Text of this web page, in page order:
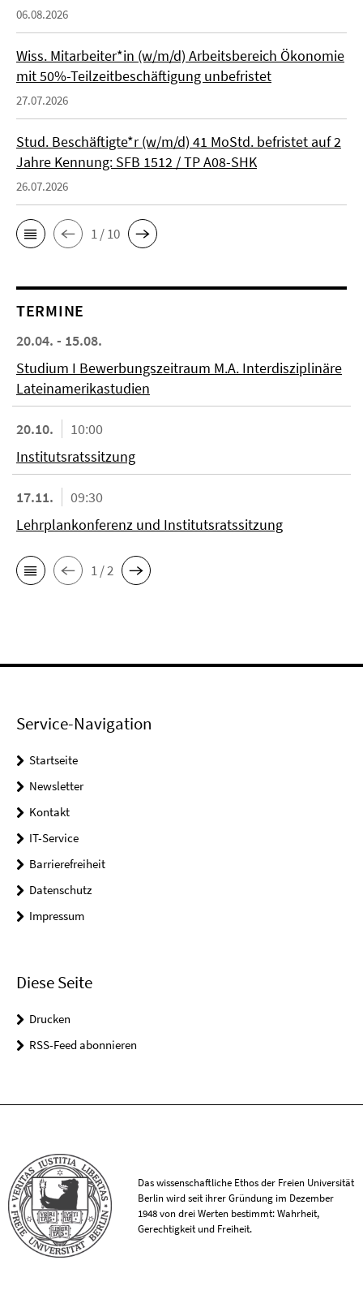
06.08.2026
Wiss. Mitarbeiter*in (w/m/d) Arbeitsbereich Ökonomie
mit 50%-Teilzeitbeschäftigung unbefristet
27.07.2026
Stud. Beschäftigte*r (w/m/d) 41 MoStd. befristet auf 2
Jahre Kennung: SFB 1512 / TP A08-SHK
26.07.2026
1 / 10
TERMINE
20.04. - 15.08.
Studium I Bewerbungszeitraum M.A. Interdisziplinäre
Lateinamerikastudien
20.10.
10:00
Institutsratssitzung
17.11.
09:30
Lehrplankonferenz und Institutsratssitzung
1 / 2
Service-Navigation
Startseite
Newsletter
Kontakt
IT-Service
Barrierefreiheit
Datenschutz
Impressum
Diese Seite
Drucken
RSS-Feed abonnieren
Das wissenschaftliche Ethos der Freien Universität
Berlin wird seit ihrer Gründung im Dezember
1948 von drei Werten bestimmt: Wahrheit,
Gerechtigkeit und Freiheit.